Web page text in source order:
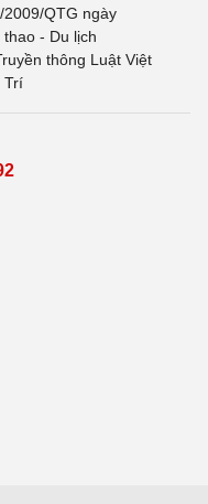
QTG ngày
- Du lịch
thông Luật Việt
Trí